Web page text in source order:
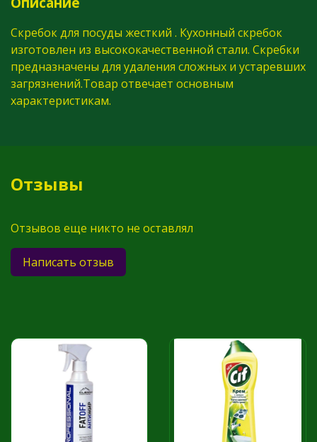
Скребок для посуды жесткий . Кухонный скребок
изготовлен из высококачественной стали. Скребки
предназначены для удаления сложных и устаревших
загрязнений.Товар отвечает основным
характеристикам.
Отзывы
Отзывов еще никто не оставлял
Написать отзыв